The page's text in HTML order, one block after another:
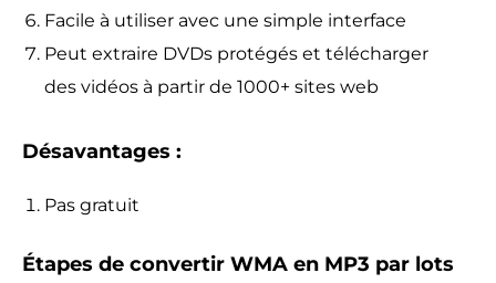
Facile à utiliser avec une simple interface
Peut extraire DVDs protégés et télécharger
des vidéos à partir de 1000+ sites web
Désavantages :
Pas gratuit
Étapes de convertir WMA en MP3 par lots